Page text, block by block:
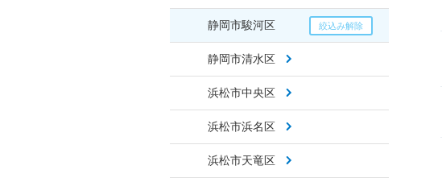
静岡市駿河区
静岡市清水区
浜松市中央区
浜松市浜名区
浜松市天竜区